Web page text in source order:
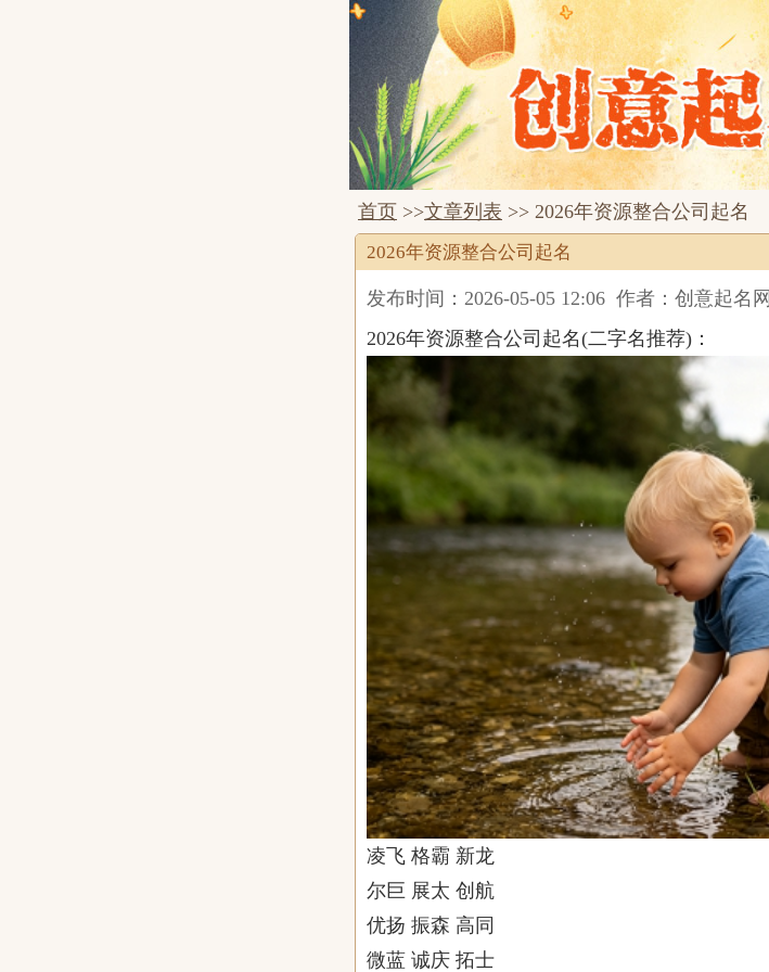
首页 >>文章列表 >> 2026年资源整合公司起名
2026年资源整合公司起名
发布时间：2026-05-05 12:06 作者：创意起名网
2026年资源整合公司起名(二字名推荐)：
凌飞 格霸 新龙
尔巨 展太 创航
优扬 振森 高同
微蓝 诚庆 拓士